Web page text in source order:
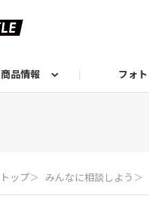
商品情報 フォト
トップ＞ みんなに相談しよう ＞